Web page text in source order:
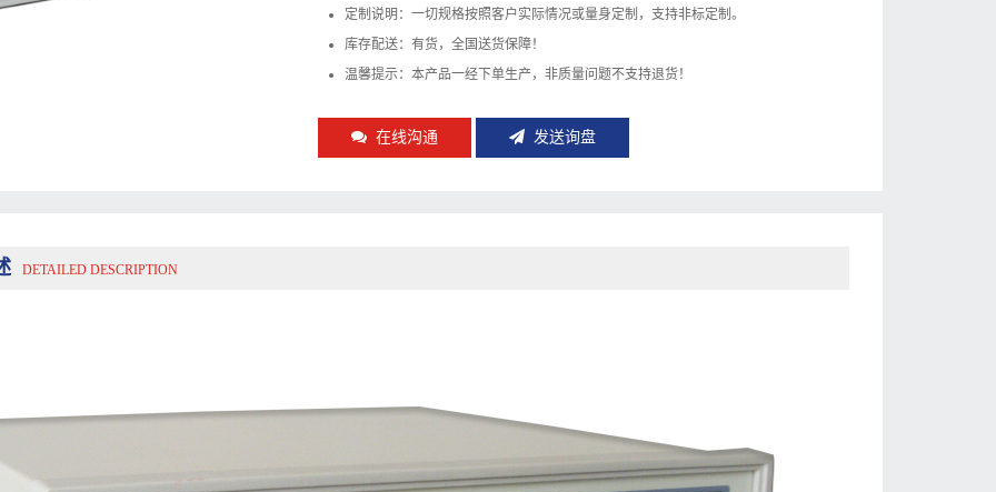
定制说明：一切规格按照客户实际情况或量身定制，支持非标定制。
库存配送：有货，全国送货保障！
温馨提示：本产品一经下单生产，非质量问题不支持退货！
在线沟通 发送询盘
DETAILED DESCRIPTION